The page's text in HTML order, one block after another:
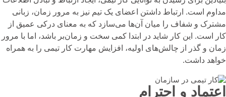
مداوم است. ارتباط داشتن اعضای یک تیم نیز به مرور زمان، زبانی
مشترک و شفاف را میان آن‌ها می‌سازد که به معنای درکی عمیق از
کار است. این کار شاید در ابتدا کمی سخت و زمان‌بر باشد، اما با مرور
زمان و گذر از چالش‌های اولیه، افزایش مهارت کار تیمی را به همراه
خواهد داشت.
اعتماد و احترام